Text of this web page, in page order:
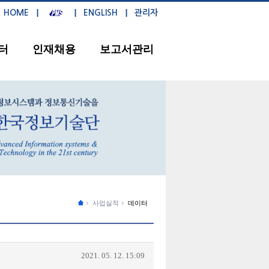
HOME ENGLISH 관리자
인재채용 보고서관리
사업실적 데이터
2021. 05. 12. 15:09